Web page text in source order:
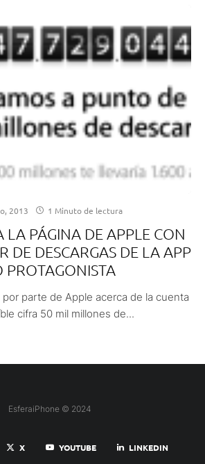
2013 1 Minuto de lectura
LA PÁGINA DE APPLE CON
DE DESCARGAS DE LA APP
PROTAGONISTA
parte de Apple acerca de la cuenta
cifra 50 mil millones de...
EsferaiPhone © 2024
X YOUTUBE LINKEDIN